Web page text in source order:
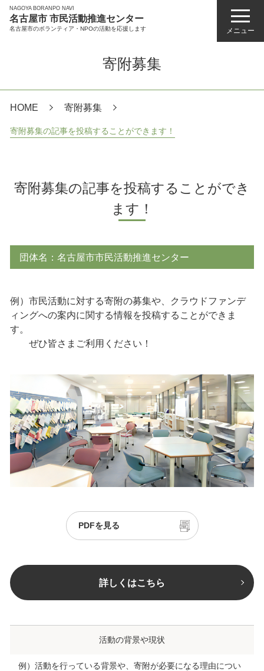
NAGOYA BORANPO NAVI
名古屋市 市民活動推進センター
名古屋市のボランティア・NPOの活動を応援します メニュー
寄附募集
HOME 寄附募集
寄附募集の記事を投稿することができます！
寄附募集の記事を投稿することができ
ます！
団体名：名古屋市市民活動推進センター
例）市民活動に対する寄附の募集や、クラウドファンデ
ィングへの案内に関する情報を投稿することができま
す。
ぜひ皆さまご利用ください！
PDFを見る
詳しくはこちら
活動の背景や現状
例）活動を行っている背景や、寄附が必要になる理由につい